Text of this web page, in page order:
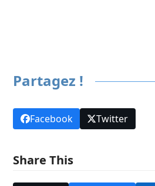
Partagez !
Facebook Twitter
Share This